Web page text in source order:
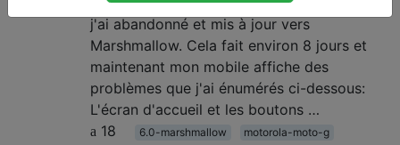
j'ai abandonné et mis à jour vers
Marshmallow. Cela fait environ 8 jours et
maintenant mon mobile affiche des
problèmes que j'ai énumérés ci-dessous:
L'écran d'accueil et les boutons …
18
6.0-marshmallow
motorola-moto-g